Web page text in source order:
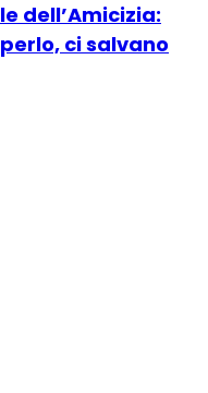
dell’Amicizia:
ci salvano